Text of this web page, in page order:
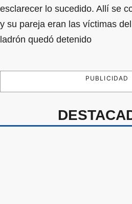
esclarecer lo sucedido. Allí se
y su pareja eran las víctimas
ladrón quedó detenido
PUBLICIDAD